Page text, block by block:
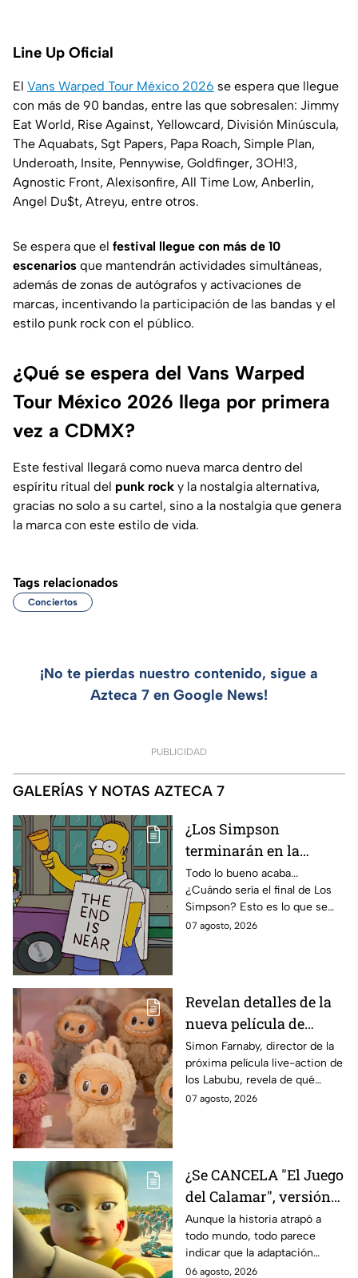
Line Up Oficial
El Vans Warped Tour México 2026 se espera que llegue
con más de 90 bandas, entre las que sobresalen: Jimmy
Eat World, Rise Against, Yellowcard, División Minúscula,
The Aquabats, Sgt Papers, Papa Roach, Simple Plan,
Underoath, Insite, Pennywise, Goldfinger, 3OH!3,
Agnostic Front, Alexisonfire, All Time Low, Anberlin,
Angel Du$t, Atreyu, entre otros.
Se espera que el festival llegue con más de 10
escenarios que mantendrán actividades simultáneas,
además de zonas de autógrafos y activaciones de
marcas, incentivando la participación de las bandas y el
estilo punk rock con el público.
¿Qué se espera del Vans Warped
Tour México 2026 llega por primera
vez a CDMX?
Este festival llegará como nueva marca dentro del
espíritu ritual del punk rock y la nostalgia alternativa,
gracias no solo a su cartel, sino a la nostalgia que genera
la marca con este estilo de vida.
Tags relacionados
Conciertos
¡No te pierdas nuestro contenido, sigue a
Azteca 7 en Google News!
PUBLICIDAD
GALERÍAS Y NOTAS AZTECA 7
¿Los Simpson
terminarán en la
temporada 40? Actriz
de Bart Simpson da
IMPACTANTE
declaración
Todo lo bueno acaba...
¿Cuándo sería el final de Los
Simpson? Esto es lo que se
sabe:
07 agosto, 2026
Revelan detalles de la
nueva película de
Labubu: de qué tratará
y cuándo se estrena
Simon Farnaby, director de la
próxima película live-action de
los Labubu, revela de qué
tratará la cinta. Aquí te
07 agosto, 2026
¿Se CANCELA "El Juego
del Calamar", versión
Estados Unidos? Esto
es lo que se sabe al
momento
Aunque la historia atrapó a
todo mundo, todo parece
indicar que la adaptación
podría ser cancelada:
06 agosto, 2026